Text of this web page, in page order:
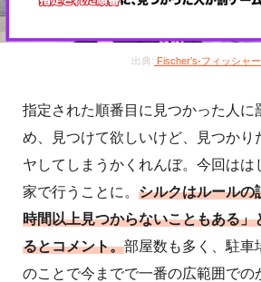
出典: Fischer’s-フィッシャ
指定された順番目に見つかった人に
め、見つけて欲しいけど、見つかり
ヤしてしまうかくれんぼ。今回はは
家で行うことに。 シルクはルールの
時間以上見つからないこともある」
るとコメント。部屋数も多く、駐車
のことで今までで一番の広範囲での